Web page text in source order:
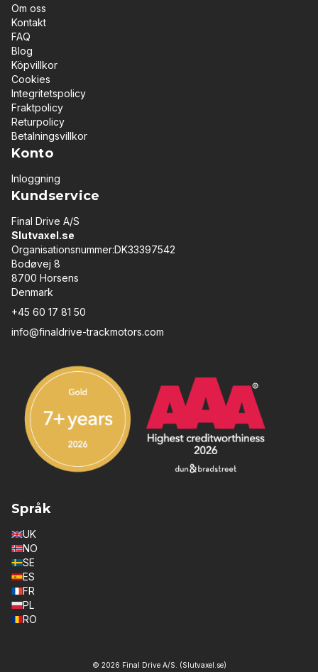
Om oss
Kontakt
FAQ
Blog
Köpvillkor
Cookies
Integritetspolicy
Fraktpolicy
Returpolicy
Betalningsvillkor
Konto
Inloggning
Kundservice
Final Drive A/S
Slutvaxel.se
Organisationsnummer:DK33397542
Bodøvej 8
8700 Horsens
Denmark
+45 60 17 81 50
info@finaldrive-trackmotors.com
Språk
UK
NO
SE
ES
FR
PL
RO
© 2026 Final Drive A/S. (Slutvaxel.se)